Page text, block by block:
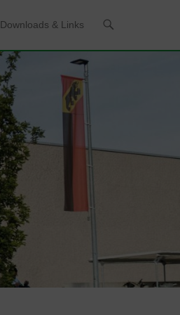
Downloads & Links